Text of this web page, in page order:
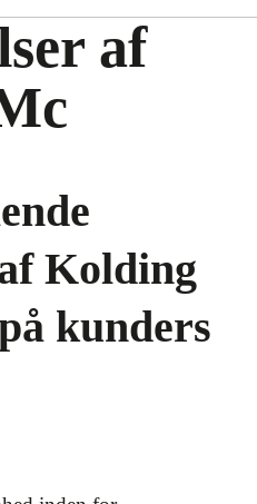
af
Kolding
kunders